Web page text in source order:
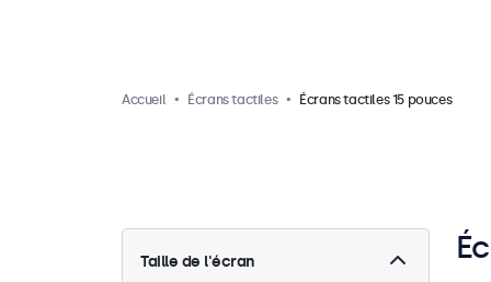
Accueil Écrans tactiles Écrans tactiles 15 pouces
Taille de l'écran